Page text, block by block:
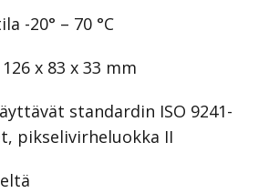
-20° – 70 °C
x 83 x 33 mm
standardin ISO 9241-
pikselivirheluokka II